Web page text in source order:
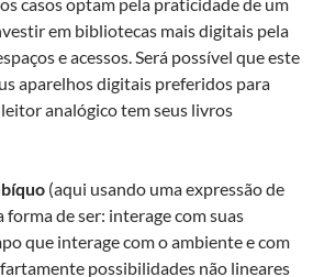
em bibliotecas mais digitais pela
e acessos. Será possível que este
aparelhos digitais preferidos para
analógico tem seus livros
(aqui usando uma expressão de
forma de ser: interage com suas
que interage com o ambiente e com
possibilidades não lineares